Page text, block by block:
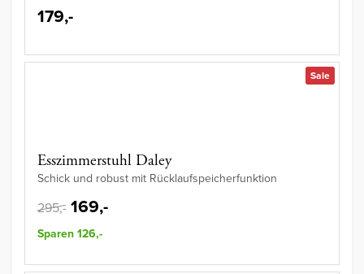
179,-
Sale
Esszimmerstuhl Daley
Schick und robust mit Rücklaufspeicherfunktion
295,- 169,-
Sparen 126,-